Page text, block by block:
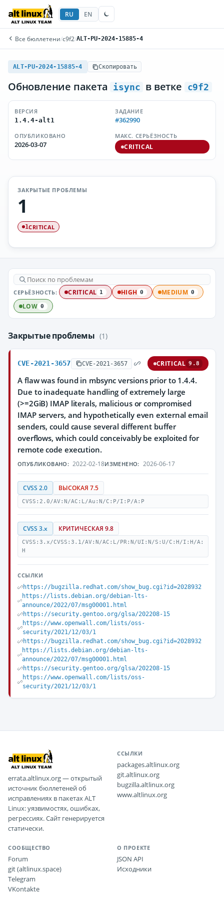
RU EN
Все бюллетени/c9f2/ALT-PU-2024-15885-4
ALT-PU-2024-15885-4 Скопировать
Обновление пакета isync в ветке c9f2
ВЕРСИЯ
1.4.4-alt1
ЗАДАНИЕ
#362990
ОПУБЛИКОВАНО
2026-03-07
МАКС. СЕРЬЁЗНОСТЬ
CRITICAL
ЗАКРЫТЫЕ ПРОБЛЕМЫ
1
1CRITICAL
СЕРЬЁЗНОСТЬ: CRITICAL 1 HIGH 0 MEDIUM 0
LOW 0
Закрытые проблемы (1)
CVE-2021-3657 CVE-2021-3657 CRITICAL 9.8
A flaw was found in mbsync versions prior to 1.4.4.
Due to inadequate handling of extremely large
(>=2GiB) IMAP literals, malicious or compromised
IMAP servers, and hypothetically even external email
senders, could cause several different buffer
overflows, which could conceivably be exploited for
remote code execution.
ОПУБЛИКОВАНО: 2022-02-18ИЗМЕНЕНО: 2026-06-17
CVSS 2.0 ВЫСОКАЯ 7.5
CVSS:2.0/AV:N/AC:L/Au:N/C:P/I:P/A:P
CVSS 3.x КРИТИЧЕСКАЯ 9.8
CVSS:3.x/CVSS:3.1/AV:N/AC:L/PR:N/UI:N/S:U/C:H/I:H/A:
H
ССЫЛКИ
https://bugzilla.redhat.com/show_bug.cgi?id=2028932
https://lists.debian.org/debian-lts-
announce/2022/07/msg00001.html
https://security.gentoo.org/glsa/202208-15
https://www.openwall.com/lists/oss-
security/2021/12/03/1
https://bugzilla.redhat.com/show_bug.cgi?id=2028932
https://lists.debian.org/debian-lts-
announce/2022/07/msg00001.html
https://security.gentoo.org/glsa/202208-15
https://www.openwall.com/lists/oss-
security/2021/12/03/1
errata.altlinux.org — открытый
источник бюллетеней об
исправлениях в пакетах ALT
Linux: уязвимостях, ошибках,
регрессиях. Сайт генерируется
статически.
ССЫЛКИ
packages.altlinux.org
git.altlinux.org
bugzilla.altlinux.org
www.altlinux.org
СООБЩЕСТВО
Forum
git (altlinux.space)
Telegram
VKontakte
О ПРОЕКТЕ
JSON API
Исходники